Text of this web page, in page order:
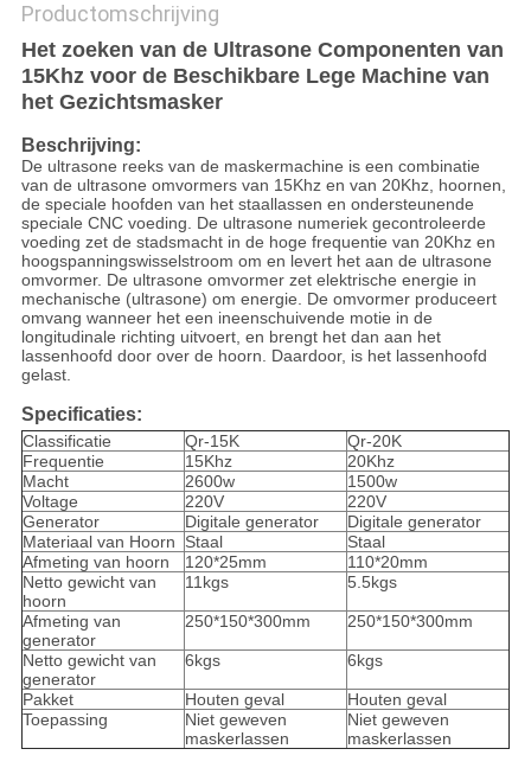
Productomschrijving
Het zoeken van de Ultrasone Componenten van
15Khz voor de Beschikbare Lege Machine van
het Gezichtsmasker
Beschrijving:
De ultrasone reeks van de maskermachine is een combinatie
van de ultrasone omvormers van 15Khz en van 20Khz, hoornen,
de speciale hoofden van het staallassen en ondersteunende
speciale CNC voeding. De ultrasone numeriek gecontroleerde
voeding zet de stadsmacht in de hoge frequentie van 20Khz en
hoogspanningswisselstroom om en levert het aan de ultrasone
omvormer. De ultrasone omvormer zet elektrische energie in
mechanische (ultrasone) om energie. De omvormer produceert
omvang wanneer het een ineenschuivende motie in de
longitudinale richting uitvoert, en brengt het dan aan het
lassenhoofd door over de hoorn. Daardoor, is het lassenhoofd
gelast.
Specificaties:
Classificatie Qr-15K
Qr-20K
Frequentie
15Khz
20Khz
Macht
2600w
1500w
Voltage
220V
220V
Generator
Digitale generator
Digitale generator
Materiaal van Hoorn
Staal
Staal
Afmeting van hoorn
120*25mm
110*20mm
Netto gewicht van
hoorn
11kgs 5.5kgs
Afmeting van
generator
250*150*300mm 250*150*300mm
Netto gewicht van
generator
6kgs 6kgs
Pakket Houten geval
Houten geval
Toepassing
Niet geweven
maskerlassen
Niet geweven
maskerlassen